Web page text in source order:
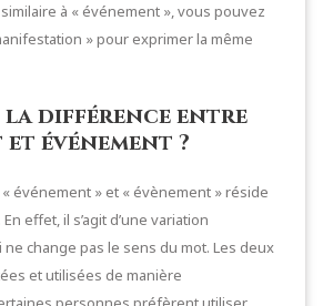
à « événement », vous pouvez
» pour exprimer la même
la différence entre
événement ?
événement » et « évènement » réside
effet, il s’agit d’une variation
change pas le sens du mot. Les deux
et utilisées de manière